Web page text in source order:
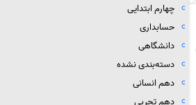
چهارم ابتدایی
حسابداری
دانشگاهی
دسته‌بندی نشده
دهم انسانی
دهم تجربی